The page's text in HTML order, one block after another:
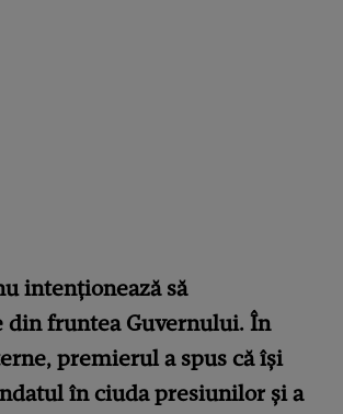
intenționează să
din fruntea Guvernului. În
premierul a spus că își
în ciuda presiunilor și a